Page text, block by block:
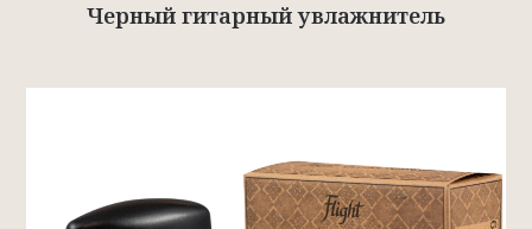
Черный гитарный увлажнитель